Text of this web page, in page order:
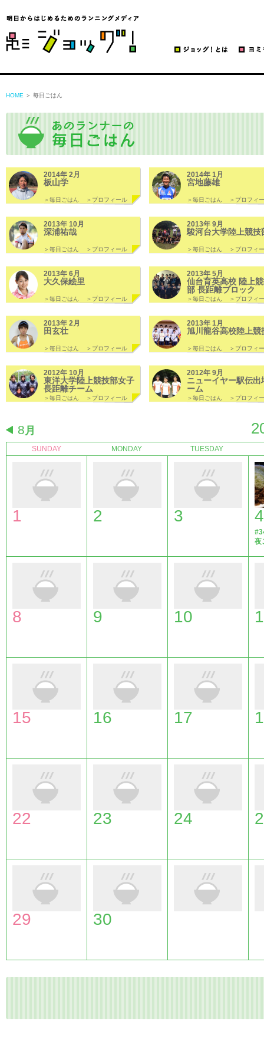
HOME ＞ 毎日ごはん
2014年 2月
板山学
＞毎日ごはん ＞プロフィール
2014年 1月
宮地藤雄
＞毎日ごはん ＞プロフィ
2013年 10月
深浦祐哉
＞毎日ごはん ＞プロフィール
2013年 9月
駿河台大学陸上競技
＞毎日ごはん ＞プロフィ
2013年 6月
大久保絵里
＞毎日ごはん ＞プロフィール
2013年 5月
仙台育英高校 陸上
部 長距離ブロック
＞毎日ごはん ＞プロフィ
2013年 2月
田玄壮
＞毎日ごはん ＞プロフィール
2013年 1月
旭川龍谷高校陸上競
＞毎日ごはん ＞プロフィ
2012年 10月
東洋大学陸上競技部女子
長距離チーム
＞毎日ごはん ＞プロフィール
2012年 9月
ニューイヤー駅伝出
ーム
＞毎日ごはん ＞プロフィ
8月
SUNDAY MONDAY TUESDAY
1 2 3 4
夜
8 9 10
15 16 17
22 23 24
29 30